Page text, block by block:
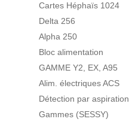
Cartes Héphaïs 1024
Delta 256
Alpha 250
Bloc alimentation
GAMME Y2, EX, A95
Alim. électriques ACS
Détection par aspiration
Gammes (SESSY)